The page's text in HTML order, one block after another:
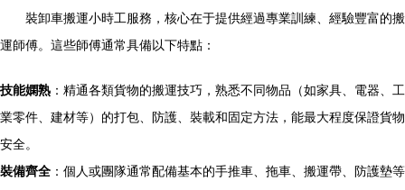
裝卸車搬運小時工服務，核心在于提供經過專業訓練、經驗豐富的搬
運師傅。這些師傅通常具備以下特點：
技能嫻熟 ：精通各類貨物的搬運技巧，熟悉不同物品（如家具、電器、工
業零件、建材等）的打包、防護、裝載和固定方法，能最大程度保證貨物
安全。
裝備齊全 ：個人或團隊通常配備基本的手推車、拖車、搬運帶、防護墊等